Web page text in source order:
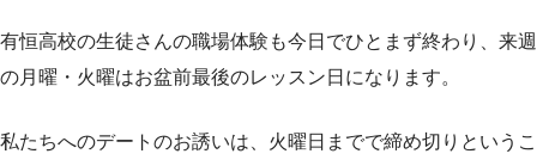
有恒高校の生徒さんの職場体験も今日でひとまず終わり、来週
の月曜・火曜はお盆前最後のレッスン日になります。
私たちへのデートのお誘いは、火曜日までで締め切りというこ